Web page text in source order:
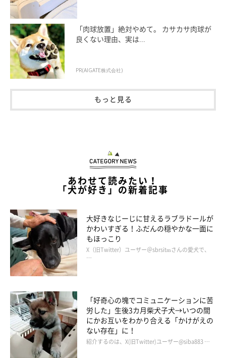
って、犬がクレートに入ることを嫌がらない工夫について解説す
ることも。
現在、斉藤さんは、定期的に市と県が開催する「犬・猫の飼い方
講習会」「高知県犬のしつけ方教室」「動物愛護教室～命の授
業」の講師を務めています。
「犬・猫の飼い方講習会」では、今後犬を飼いたいという人も対
「同じ犬種がすべて同じ性質というわけでなく、犬は個体によっ
て性格が異なるもの」「保護犬を迎えたら、まずは時間をかけて
犬が新しい環境に慣れるよう、安心させることが大切」など、具
体的な指導を行います。
「肉球放置」絶対やめて。 カサカサ肉球が
良くない理由、実は...
PR(AIGATE株式会社)
もっと見る
あわせて読みたい！
「犬が好き」の新着記事
大好きなじーじに甘えるラブラドールが
かわいすぎる！ふだんの穏やかな一面に
もほっこり
X（旧Twitter）ユーザー＠sbrsitmさんの愛犬で、
…
「好奇心の塊でコミュニケーションに苦
労した」生後3カ月柴犬子犬→いつの間
にかお互いをわかり合える「かけがえの
ない存在」に！
紹介するのは、X(旧Twitter)ユーザー@siba883 …